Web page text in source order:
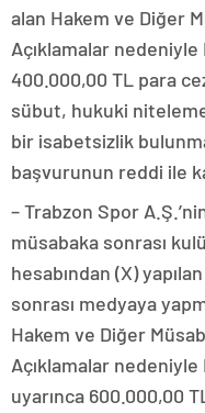
alan Hakem ve Diğer
Açıklamalar nedeniyle
400.000,00 TL para
sübut, hukuki
bir isabetsizlik
başvurunun reddi ile
– Trabzon Spor
müsabaka sonrası
hesabından (X)
sonrası medyaya
Hakem ve Diğer
Açıklamalar
uyarınca 600.000,00